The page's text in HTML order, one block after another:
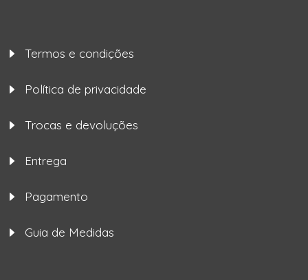
Termos e condições
Política de privacidade
Trocas e devoluções
Entrega
Pagamento
Guia de Medidas